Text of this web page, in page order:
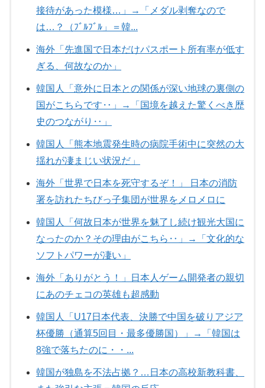
接待があった模様…」→「メダル剥奪なので
は…？（ﾌﾞﾙﾌﾞﾙ」＝韓...
海外「先進国で日本だけパスポート所有率が低す
ぎる、何故なのか」
韓国人「意外に日本との関係が深い地球の裏側の
国がこちらです‥」→「国境を越えた驚くべき歴
史のつながり‥」
韓国人「熊本地震発生時の病院手術中に突然の大
揺れが凄まじい状況だ」
海外「世界で日本を死守するぞ！」 日本の消防
署を訪れたちびっ子集団が世界をメロメロに
韓国人「何故日本が世界を魅了し続け観光大国に
なったのか？その理由がこちら‥」→「文化的な
ソフトパワーが凄い」
海外「ありがとう！」日本人ゲーム開発者の親切
にあのチェコの英雄も超感動
韓国人「U17日本代表、決勝で中国を破りアジア
杯優勝（通算5回目・最多優勝国）」→「韓国は
8強で落ちたのに・・...
韓国が独島を不法占拠？…日本の高校新教科書、